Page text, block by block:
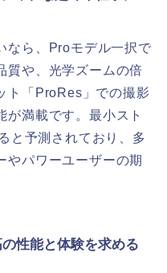
なら、Proモデル一択で
質や、光学ズームの倍
ト「ProRes」での撮影
が満載です。最小スト
と予測されており、多
やパワーユーザーの期
性能と体験を求める